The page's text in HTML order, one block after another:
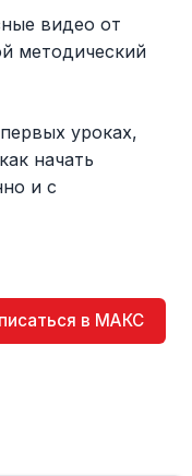
видео от
методический
уроках,
начать
и с
в МАКС